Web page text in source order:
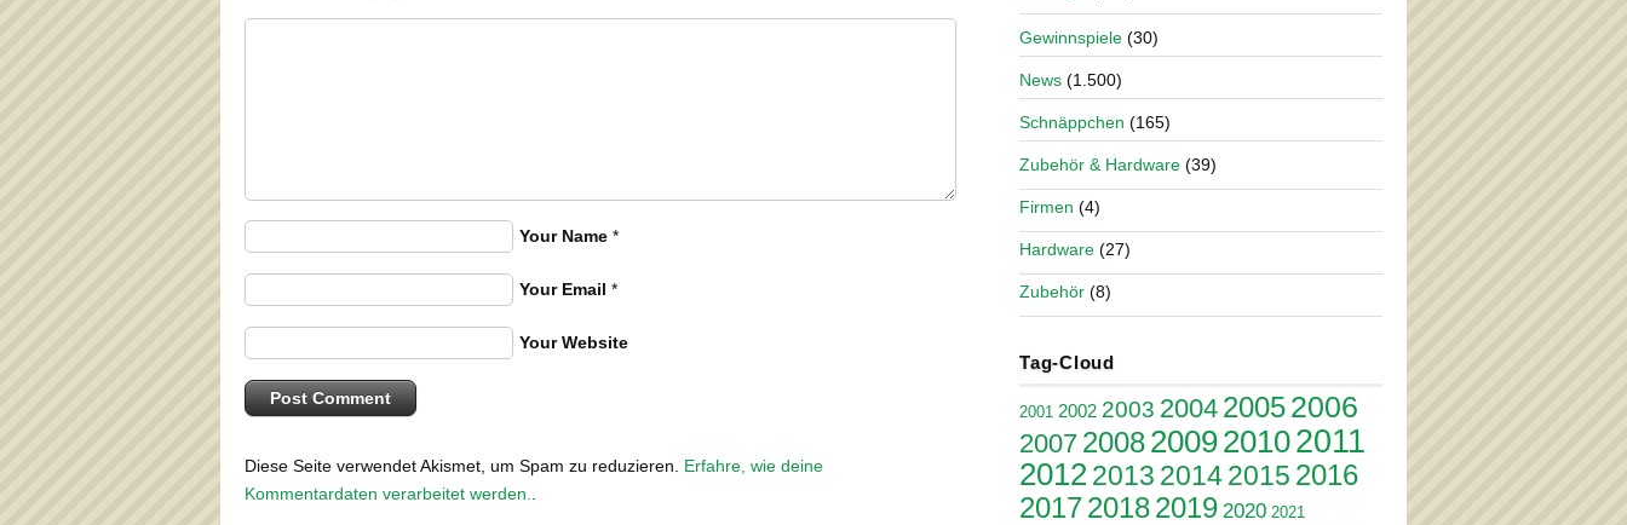
Your Name *
Your Email *
Your Website
Diese Seite verwendet Akismet, um Spam zu reduzieren. Erfahre, wie deine
Kommentardaten verarbeitet werden.
Gewinnspiele (30)
News (1.500)
Schnäppchen (165)
Zubehör & Hardware (39)
Firmen (4)
Hardware (27)
Zubehör (8)
Tag-Cloud
2001 2002 2003 2004 20052006
2007 2008200920102011
20122013 20142015 2016
201720182019 2020 2021